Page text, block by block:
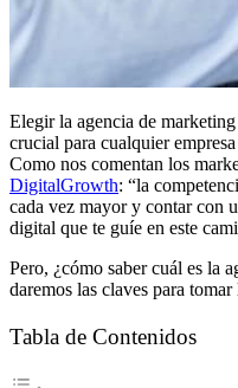
Elegir la agencia de
crucial para cualquier
Como nos comentan los
DigitalGrowth: “la
cada vez mayor y contar con
digital que te guíe en este
Pero, ¿cómo saber cuál es la
daremos las claves para
Tabla de Contenidos